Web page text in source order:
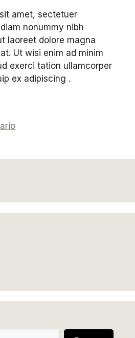
amet, sectetuer
nonummy nibh
laoreet dolore magna
Ut wisi enim ad minim
exerci tation ullamcorper
ex adipiscing .